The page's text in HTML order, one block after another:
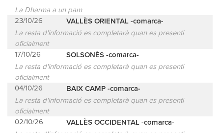
La Dharma a un pam
23/10/26
VALLÈS ORIENTAL -comarca-
La resta d'informació es completarà quan es presenti
oficialment
17/10/26
SOLSONÈS -comarca-
La resta d'informació es completarà quan es presenti
oficialment
04/10/26
BAIX CAMP -comarca-
La resta d'informació es completarà quan es presenti
oficialment
02/10/26
VALLÈS OCCIDENTAL -comarca-